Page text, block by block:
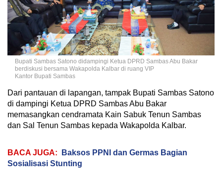
Bupati Sambas Satono didampingi Ketua DPRD Sambas Abu Bakar
berdiskusi bersama Wakapolda Kalbar di ruang VIP
Kantor Bupati Sambas
Dari pantauan di lapangan, tampak Bupati Sambas Satono
di dampingi Ketua DPRD Sambas Abu Bakar
memasangkan cendramata Kain Sabuk Tenun Sambas
dan Sal Tenun Sambas kepada Wakapolda Kalbar.
BACA JUGA:
Baksos PPNI dan Germas Bagian
Sosialisasi Stunting